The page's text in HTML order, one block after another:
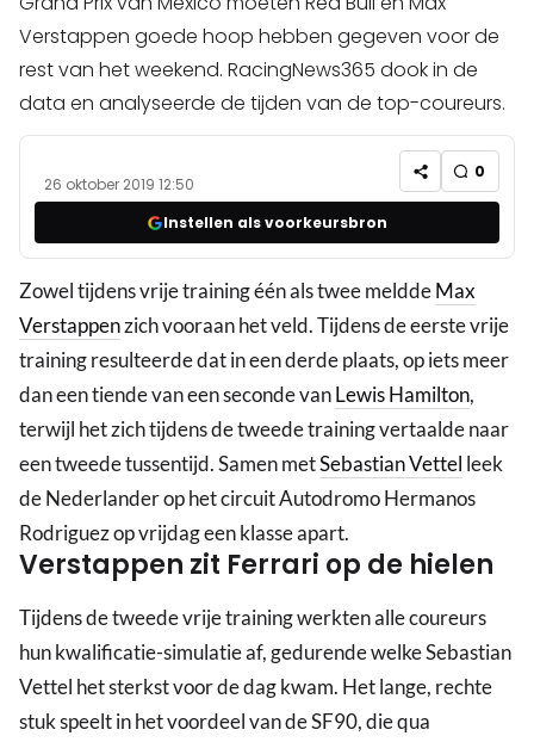
Verstappen goede hoop hebben gegeven voor de
rest van het weekend. RacingNews365 dook in de
data en analyseerde de tijden van de top-coureurs.
26 oktober 2019 12:50
0
Instellen als voorkeursbron
Zowel tijdens vrije training één als twee melddeMax
Verstappenzich vooraan het veld. Tijdens de eerste vrije
training resulteerde dat in een derde plaats, op iets meer
dan een tiende van een seconde vanLewis Hamilton,
terwijl het zich tijdens de tweede training vertaalde naar
een tweede tussentijd. Samen metSebastian Vettel leek
de Nederlander op het circuit Autodromo Hermanos
Rodriguez op vrijdag een klasse apart.
Verstappen zit Ferrari op de hielen
Tijdens de tweede vrije training werkten alle coureurs
hun kwalificatie-simulatie af, gedurende welke Sebastian
Vettel het sterkst voor de dag kwam. Het lange, rechte
stuk speelt in het voordeel van de SF90, die qua